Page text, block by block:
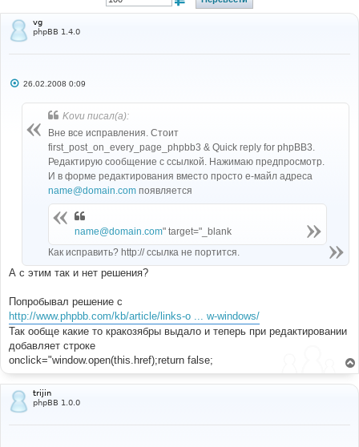
vg
phpBB 1.4.0
С26.02.2008 0:09
Kovu писал(а):
Вне все исправления. Стоит
first_post_on_every_page_phpbb3 & Quick reply for phpBB3.
Редактирую сообщение с ссылкой. Нажимаю предпросмотр.
И в форме редактирования вместо просто е-майл адреса
name@domain.com появляется
name@domain.com" target="_blank
Как исправить? http:// ссылка не портится.
А с этим так и нет решения?
Попробывал решение с
http://www.phpbb.com/kb/article/links-o ... w-windows/
Так ообще какие то кракозябры выдало и теперь при редактировании
добавляет строкe
onclick="window.open(this.href);return false;
trijin
phpBB 1.0.0